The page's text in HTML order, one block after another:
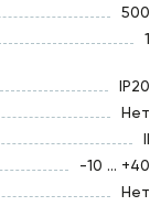
500
1
IP20
Нет
II
-10 ... +40
Нет